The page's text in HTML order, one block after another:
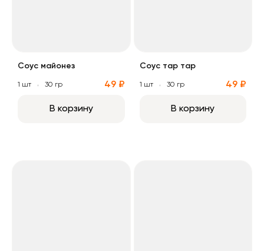
Соус майонез
1 шт 30 гр 49 ₽
В корзину
Соус тар тар
1 шт 30 гр 49 ₽
В корзину